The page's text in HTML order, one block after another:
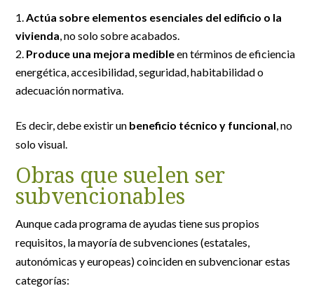
Actúa sobre elementos esenciales del edificio o la
vivienda, no solo sobre acabados.
Produce una mejora medibleen términos de eficiencia
energética, accesibilidad, seguridad, habitabilidad o
adecuación normativa.
Es decir, debe existir un beneficio técnico y funcional, no
solo visual.
Obras que suelen ser
subvencionables
Aunque cada programa de ayudas tiene sus propios
requisitos, la mayoría de subvenciones (estatales,
autonómicas y europeas) coinciden en subvencionar estas
categorías: